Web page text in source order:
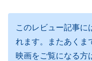
このレビュー記事に
れます。またあくま
映画をご覧になる方